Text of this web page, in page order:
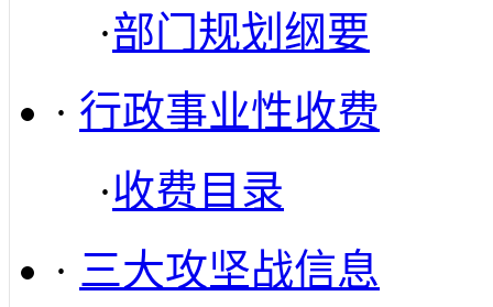
·部门规划纲要
· 行政事业性收费
·收费目录
· 三大攻坚战信息